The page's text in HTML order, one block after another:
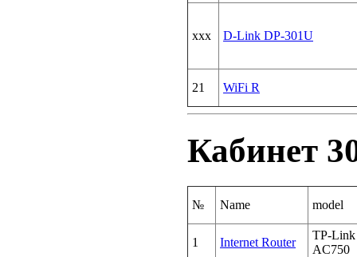
xxx D-Link DP-301U
21 WiFi R
Кабинет
№ Name model
1 Internet Router
TP-Link
AC750